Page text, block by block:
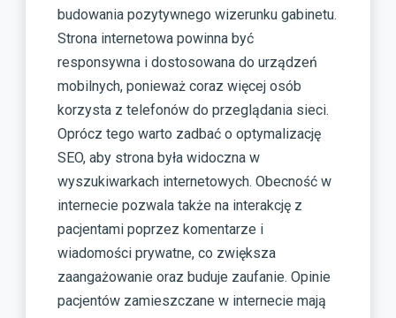
budowania pozytywnego wizerunku gabinetu.
Strona internetowa powinna być
responsywna i dostosowana do urządzeń
mobilnych, ponieważ coraz więcej osób
korzysta z telefonów do przeglądania sieci.
Oprócz tego warto zadbać o optymalizację
SEO, aby strona była widoczna w
wyszukiwarkach internetowych. Obecność w
internecie pozwala także na interakcję z
pacjentami poprzez komentarze i
wiadomości prywatne, co zwiększa
zaangażowanie oraz buduje zaufanie. Opinie
pacjentów zamieszczane w internecie mają